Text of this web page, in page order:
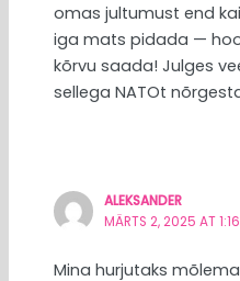
omas jultumust end
iga mats pidada —
kõrvu saada! Julges
sellega NATOt
ALEKSANDER
MÄRTS 2, 2025 AT 1:16
Mina hurjutaks